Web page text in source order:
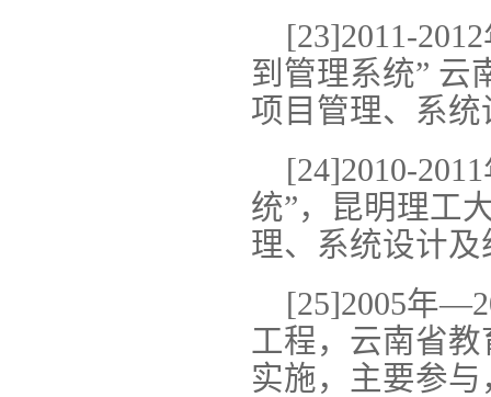
[23]2011-
到管理系统” 云
项目管理、系
[24]2010-
统”，昆明理工
理、系统设计
[25]2005年
工程，云南省
实施，主要参